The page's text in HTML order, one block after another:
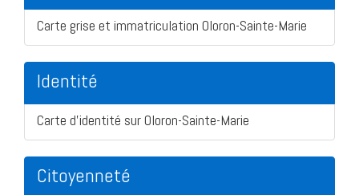
Carte grise et immatriculation Oloron-Sainte-Marie
Identité
Carte d'identité sur Oloron-Sainte-Marie
Citoyenneté